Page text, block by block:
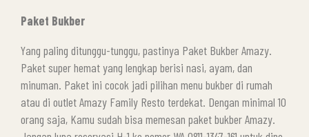
Paket Bukber
Yang paling ditunggu-tunggu, pastinya Paket Bukber Amazy.
Paket super hemat yang lengkap berisi nasi, ayam, dan
minuman. Paket ini cocok jadi pilihan menu bukber di rumah
atau di outlet Amazy Family Resto terdekat. Dengan minimal 10
orang saja, Kamu sudah bisa memesan paket bukber Amazy.